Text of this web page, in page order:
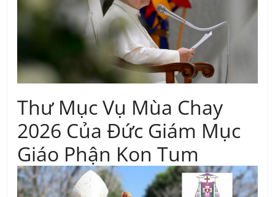
Thư Mục Vụ Mùa Chay
2026 Của Đức Giám Mục
Giáo Phận Kon Tum